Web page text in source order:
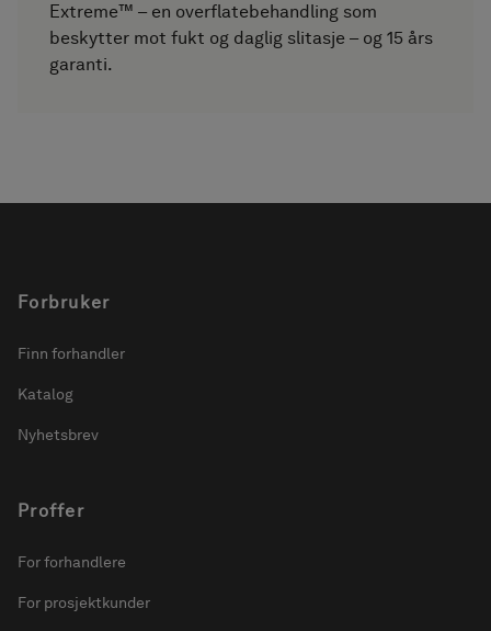
Extreme™ – en overflatebehandling som
beskytter mot fukt og daglig slitasje – og 15 års
garanti.
Forbruker
Finn forhandler
Katalog
Nyhetsbrev
Proffer
For forhandlere
For prosjektkunder